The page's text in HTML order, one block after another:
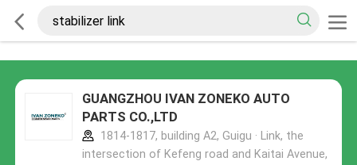
GUANGZHOU IVAN ZONEKO AUTO
PARTS CO.,LTD
1814-1817, building A2, Guigu · Link, the
intersection of Kefeng road and Kaitai Avenue,